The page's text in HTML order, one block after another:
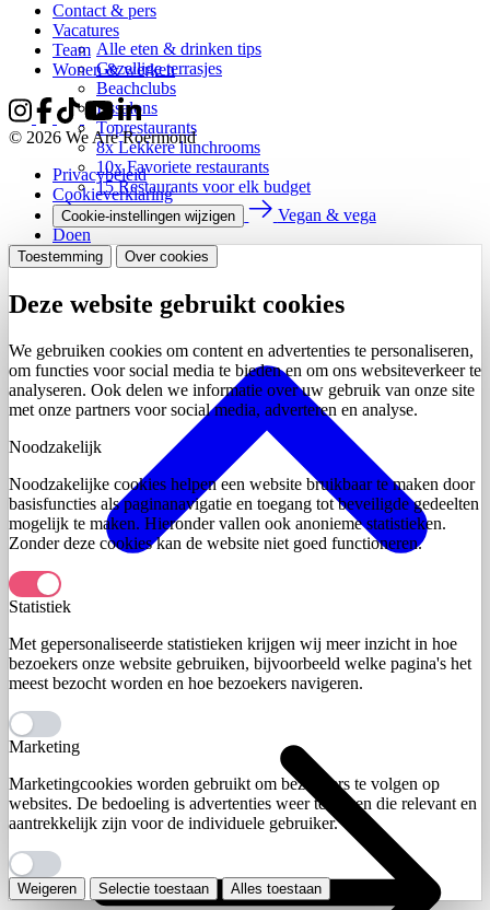
Alle eten & drinken tips
Gezellige terrasjes
Beachclubs
IJssalons
Toprestaurants
8x Lekkere lunchrooms
10x Favoriete restaurants
15 Restaurants voor elk budget
Alle cafes & restaurants
Vegan & vega
Doen
Contact & pers
Vacatures
Team
Wonen & werken
© 2026 We Are Roermond
Privacybeleid
Cookieverklaring
Cookie-instellingen wijzigen
Toestemming Over cookies
Deze website gebruikt cookies
We gebruiken cookies om content en advertenties te personaliseren,
om functies voor social media te bieden en om ons websiteverkeer te
analyseren. Ook delen we informatie over uw gebruik van onze site
met onze partners voor social media, adverteren en analyse.
Noodzakelijk
Noodzakelijke cookies helpen een website bruikbaar te maken door
basisfuncties als paginanavigatie en toegang tot beveiligde gedeelten
mogelijk te maken. Hieronder vallen ook anonieme statistieken.
Zonder deze cookies kan de website niet goed functioneren.
Statistiek
Met gepersonaliseerde statistieken krijgen wij meer inzicht in hoe
bezoekers onze website gebruiken, bijvoorbeeld welke pagina's het
meest bezocht worden en hoe bezoekers navigeren.
Marketing
Marketingcookies worden gebruikt om bezoekers te volgen op
websites. De bedoeling is advertenties weer te geven die relevant en
aantrekkelijk zijn voor de individuele gebruiker.
Weigeren Selectie toestaan Alles toestaan